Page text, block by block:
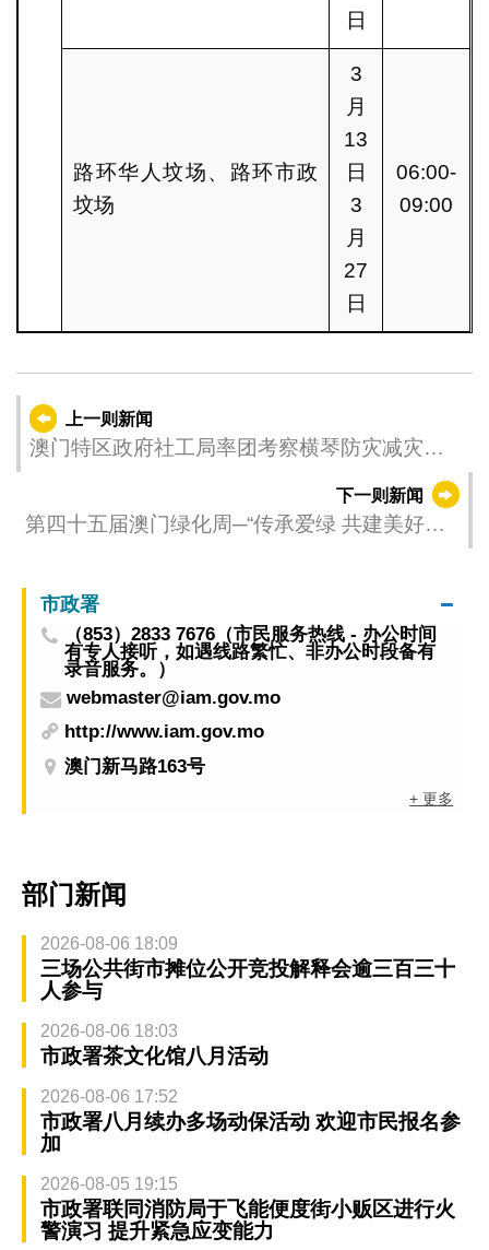
日
路环华人坟场、路环市政
坟场
3
月
13
日
3
月
27
日
06:00-
09:00
上一则新闻
澳门特区政府社工局率团考察横琴防灾减灾工
下一则新闻
第四十五届澳门绿化周─“传承爱绿 共建美好城
市政署
（853）2833 7676（市民服务热线 - 办公时间
有专人接听，如遇线路繁忙、非办公时段备有
录音服务。）
webmaster@iam.gov.mo
http://www.iam.gov.mo
澳门新马路163号
+ 更多
部门新闻
2026-08-06 18:09
三场公共街市摊位公开竞投解释会逾三百三十
人参与
2026-08-06 18:03
市政署茶文化馆八月活动
2026-08-06 17:52
市政署八月续办多场动保活动 欢迎市民报名参
加
2026-08-05 19:15
市政署联同消防局于飞能便度街小贩区进行火
警演习 提升紧急应变能力